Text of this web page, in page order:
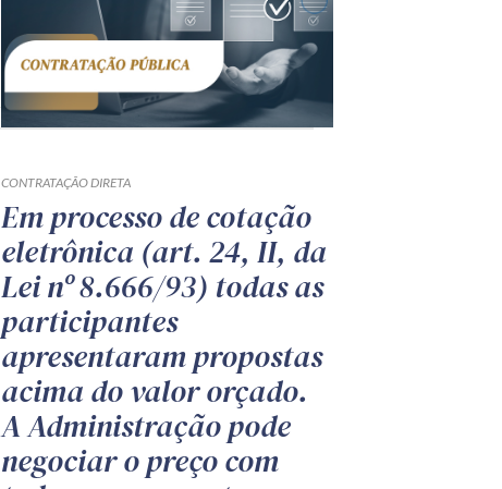
CONTRATAÇÃO DIRETA
Em processo de cotação
eletrônica (art. 24, II, da
Lei nº 8.666/93) todas as
participantes
apresentaram propostas
acima do valor orçado.
A Administração pode
negociar o preço com